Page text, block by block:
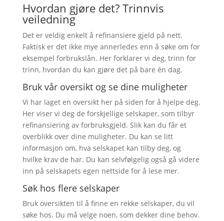
Hvordan gjøre det? Trinnvis
veiledning
Det er veldig enkelt å refinansiere gjeld på nett.
Faktisk er det ikke mye annerledes enn å søke om for
eksempel forbrukslån. Her forklarer vi deg, trinn for
trinn, hvordan du kan gjøre det på bare én dag.
Bruk vår oversikt og se dine muligheter
Vi har laget en oversikt her på siden for å hjelpe deg.
Her viser vi deg de forskjellige selskaper, som tilbyr
refinansiering av forbruksgjeld. Slik kan du får et
overblikk over dine muligheter. Du kan se litt
informasjon om, hva selskapet kan tilby deg, og
hvilke krav de har. Du kan selvfølgelig også gå videre
inn på selskapets egen nettside for å lese mer.
Søk hos flere selskaper
Bruk oversikten til å finne en rekke selskaper, du vil
søke hos. Du må velge noen, som dekker dine behov.